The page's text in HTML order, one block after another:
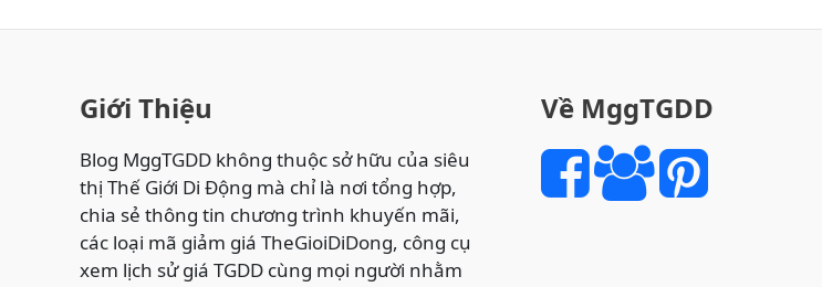
Thiết
Kế
Tinh
Tế
&
Công
Thời
Giới Thiệu
Blog MggTGDD không thuộc sở hữu của siêu
thị Thế Giới Di Động mà chỉ là nơi tổng hợp,
chia sẻ thông tin chương trình khuyến mãi,
các loại mã giảm giá TheGioiDiDong, công cụ
xem lịch sử giá TGDD cùng mọi người nhằm
Về MggTGDD